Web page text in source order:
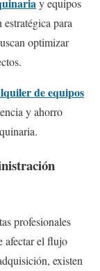
y equipos
para
optimizar
de equipos
y ahorro
profesionales
afectar el flujo
existen